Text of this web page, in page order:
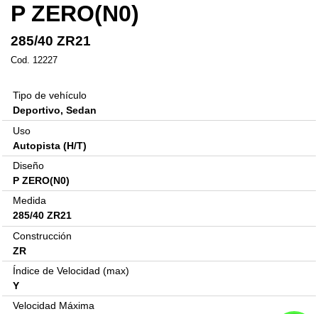
P ZERO(N0)
285/40 ZR21
Cod. 12227
Tipo de vehículo
Deportivo, Sedan
Uso
Autopista (H/T)
Diseño
P ZERO(N0)
Medida
285/40 ZR21
Construcción
ZR
Índice de Velocidad (max)
Y
Velocidad Máxima